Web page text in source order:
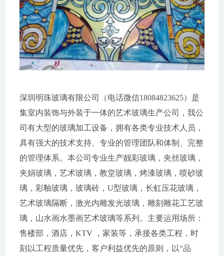
深圳明珠玻璃有限公司（电话微信18084823625）是
集室内装饰与外装于一体的艺术玻璃生产公司，我公
司有大型的玻璃加工设备，拥有各类专业技术人员，
具有强大的技术支持、专业的管理团队和体制、完整
的管理体系。本公司专业生产靓彩玻璃，夹丝玻璃，
夹娟玻璃，艺术玻璃，教堂玻璃，烤漆玻璃，喷砂玻
璃，彩釉玻璃，玻璃砖，U型玻璃，长虹压花玻璃，
艺术玻璃隔断，激光内雕发光玻璃，雕刻雕花工艺玻
璃，山水画水墨画艺术玻璃等系列。主要运用场所：
售楼部，酒店，KTV ，家装等，承接各类工程，时
刻以工程质量优先，客户利益优先的原则，以“品